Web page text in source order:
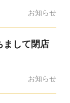
お知らせ
まして閉店
お知らせ